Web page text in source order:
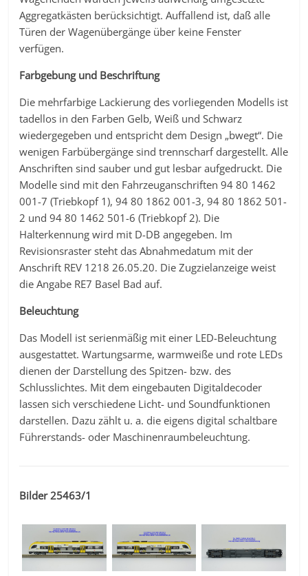
Aggregatkästen berücksichtigt. Auffallend ist, daß alle
Türen der Wagenübergänge über keine Fenster
verfügen.
Farbgebung und Beschriftung
Die mehrfarbige Lackierung des vorliegenden Modells ist
tadellos in den Farben Gelb, Weiß und Schwarz
wiedergegeben und entspricht dem Design „bwegt“. Die
wenigen Farbübergänge sind trennscharf dargestellt. Alle
Anschriften sind sauber und gut lesbar aufgedruckt. Die
Modelle sind mit den Fahrzeuganschriften 94 80 1462
001-7 (Triebkopf 1), 94 80 1862 001-3, 94 80 1862 501-
2 und 94 80 1462 501-6 (Triebkopf 2). Die
Halterkennung wird mit D-DB angegeben. Im
Revisionsraster steht das Abnahmedatum mit der
Anschrift REV 1218 26.05.20. Die Zugzielanzeige weist
die Angabe RE7 Basel Bad auf.
Beleuchtung
Das Modell ist serienmäßig mit einer LED-Beleuchtung
ausgestattet. Wartungsarme, warmweiße und rote LEDs
dienen der Darstellung des Spitzen- bzw. des
Schlusslichtes. Mit dem eingebauten Digitaldecoder
lassen sich verschiedene Licht- und Soundfunktionen
darstellen. Dazu zählt u. a. die eigens digital schaltbare
Führerstands- oder Maschinenraumbeleuchtung.
Bilder 25463/1